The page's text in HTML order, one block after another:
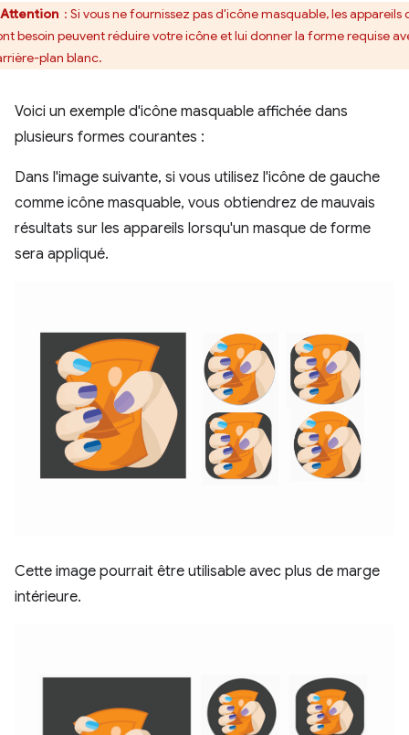
Attention : Si vous ne fournissez pas d'icône masquable, les appareils
besoin peuvent réduire votre icône et lui donner la forme requise
plan blanc.
Voici un exemple d'icône masquable affichée dans
plusieurs formes courantes :
Dans l'image suivante, si vous utilisez l'icône de gauche
comme icône masquable, vous obtiendrez de mauvais
résultats sur les appareils lorsqu'un masque de forme
sera appliqué.
Cette image pourrait être utilisable avec plus de marge
intérieure.